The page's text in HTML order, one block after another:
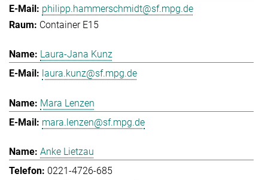
philipp.hammerschmidt@sf.mpg.de
Container E15
Laura-Jana Kunz
laura.kunz@sf.mpg.de
Mara Lenzen
mara.lenzen@sf.mpg.de
Anke Lietzau
0221-4726-685